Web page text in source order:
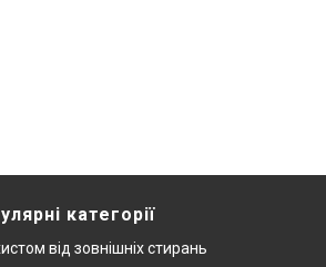
категорії
від зовнішніх стирань